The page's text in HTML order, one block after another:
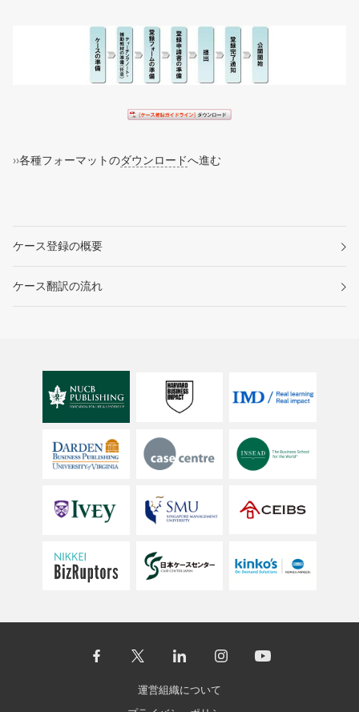
››各種フォーマットのダウンロードへ進む
ケース登録の概要
ケース翻訳の流れ
運営組織について